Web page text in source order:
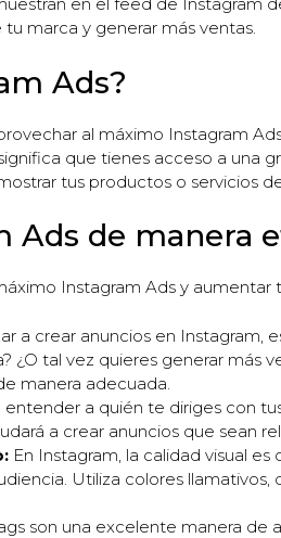
marca y generar más ventas.
Ads?
al máximo Instagram
que tienes acceso a una
tus productos o servicios
Ads de manera
Instagram Ads y aumentar
a crear anuncios en Instagram,
tal vez quieres generar más
manera adecuada.
entender a quién te diriges con
a crear anuncios que sean
En Instagram, la calidad visual
Utiliza colores llamativos,
son una excelente manera de